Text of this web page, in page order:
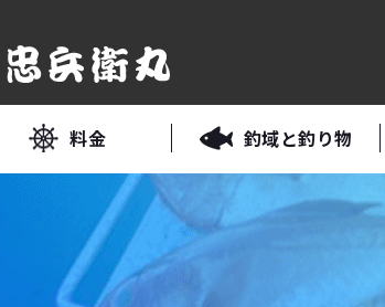
料金 釣域と釣り物